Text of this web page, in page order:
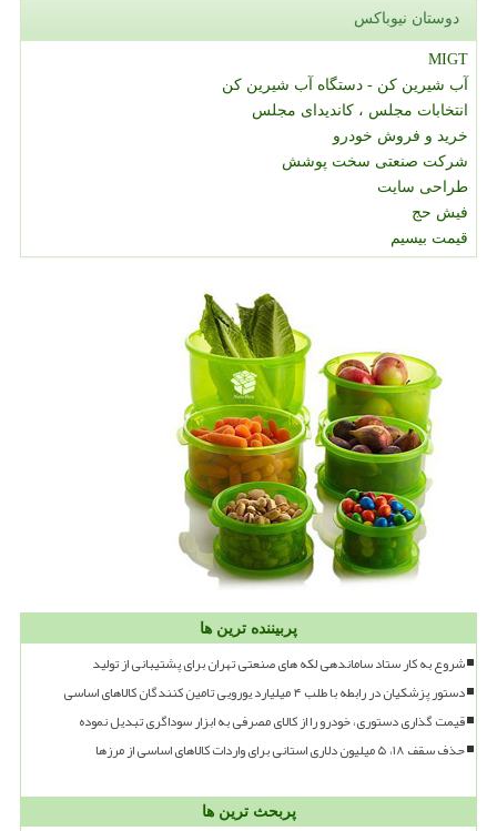
دوستان نیوباکس
MIGT
آب شیرین کن - دستگاه آب شیرین کن
انتخابات مجلس ، کاندیدای مجلس
خرید و فروش خودرو
شرکت صنعتی سخت پوشش
طراحی سایت
فیش حج
قیمت بیسیم
پربیننده ترین ها
شروع به کار ستاد ساماندهی لکه های صنعتی تهران برای پشتیبانی از تولید
دستور پزشکیان در رابطه با طلب ۴ میلیارد یورویی تامین کنندگان کالاهای اساسی
قیمت گذاری دستوری، خودرو را از کالای مصرفی به ابزار سوداگری تبدیل نموده
حذف سقف ۱۸، ۵ میلیون دلاری استانی برای واردات کالاهای اساسی از مرزها
پربحث ترین ها